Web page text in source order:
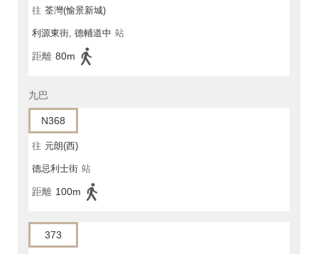
往 荃灣(愉景新城)
利源東街, 德輔道中 站
距離 80m
九巴
N368
往 元朗(西)
德忌利士街 站
距離 100m
373